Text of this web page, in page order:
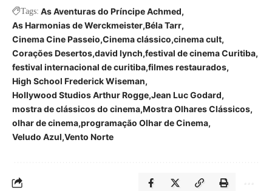
Tags: As Aventuras do Príncipe Achmed
As Harmonias de Werckmeister Béla Tarr
Cinema Cine Passeio Cinema clássico cinema cult
Corações Desertos david lynch festival de cinema Curitiba
festival internacional de curitiba filmes restaurados
High School Frederick Wiseman
Hollywood Studios Arthur Rogge Jean Luc Godard
mostra de clássicos do cinema Mostra Olhares Clássicos
olhar de cinema programação Olhar de Cinema
Veludo Azul Vento Norte